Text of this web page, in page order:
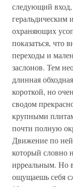
следующий
геральдическим
охраняющих
показаться, что
переходы и
заслонов. Тем
длинная
короткой, но
сводом
крупными
почти полную
Движение по ней
который словно
ирреальным. Но
ощущаешь себя